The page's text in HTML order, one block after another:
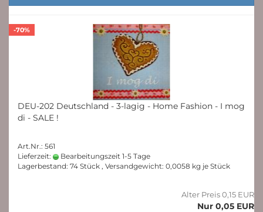
-70%
DEU-202 Deutschland - 3-lagig - Home Fashion - I mog
di - SALE !
Art.Nr.: 561
Lieferzeit:
Bearbeitungszeit 1-5 Tage
Lagerbestand: 74 Stück , Versandgewicht: 0,0058 kg je Stück
Alter Preis 0,15 EUR
Nur 0,05 EUR